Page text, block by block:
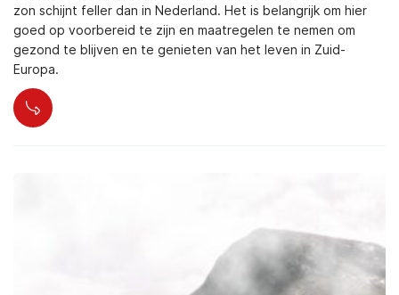
zon schijnt feller dan in Nederland. Het is belangrijk om hier
goed op voorbereid te zijn en maatregelen te nemen om
gezond te blijven en te genieten van het leven in Zuid-
Europa.